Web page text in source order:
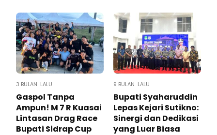
3 BULAN LALU
Gaspol Tanpa
Ampun! M 7 R Kuasai
Lintasan Drag Race
Bupati Sidrap Cup
9 BULAN LALU
Bupati Syaharuddin
Lepas Kejari Sutikno:
Sinergi dan Dedikasi
yang Luar Biasa